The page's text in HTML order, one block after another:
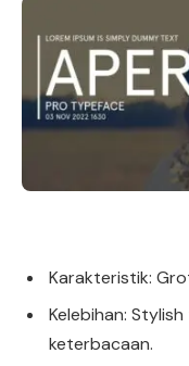
Karakteristik:
Kelebihan:
keterbacaan.